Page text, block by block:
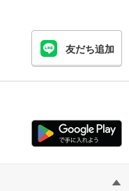
友だち追加